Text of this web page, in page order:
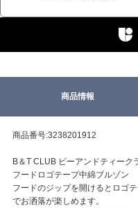
商品情報
商品番号:3238201912
B＆T CLUB ビーアンドティーク
フードロゴテープ中綿ブルゾン
フードのジップを開けるとロゴ
でお洒落が楽しめます。